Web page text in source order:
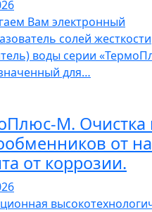
Вам электронный
солей жесткости
воды серии
для…
М. Очистка
от
от коррозии.